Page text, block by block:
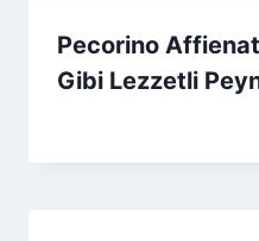
Pecorino
Gibi Lezzetli